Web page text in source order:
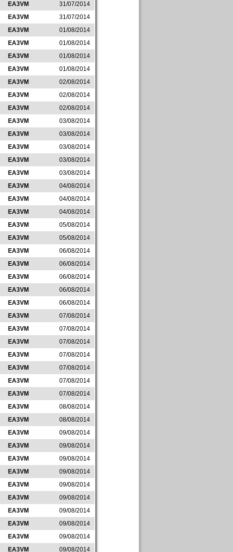
EA3VM
31/07/2014
EA3VM
31/07/2014
EA3VM
01/08/2014
EA3VM
01/08/2014
EA3VM
01/08/2014
EA3VM
01/08/2014
EA3VM
02/08/2014
EA3VM
02/08/2014
EA3VM
02/08/2014
EA3VM
03/08/2014
EA3VM
03/08/2014
EA3VM
03/08/2014
EA3VM
03/08/2014
EA3VM
03/08/2014
EA3VM
04/08/2014
EA3VM
04/08/2014
EA3VM
04/08/2014
EA3VM
05/08/2014
EA3VM
05/08/2014
EA3VM
06/08/2014
EA3VM
06/08/2014
EA3VM
06/08/2014
EA3VM
06/08/2014
EA3VM
06/08/2014
EA3VM
07/08/2014
EA3VM
07/08/2014
EA3VM
07/08/2014
EA3VM
07/08/2014
EA3VM
07/08/2014
EA3VM
07/08/2014
EA3VM
07/08/2014
EA3VM
08/08/2014
EA3VM
08/08/2014
EA3VM
09/08/2014
EA3VM
09/08/2014
EA3VM
09/08/2014
EA3VM
09/08/2014
EA3VM
09/08/2014
EA3VM
09/08/2014
EA3VM
09/08/2014
EA3VM
09/08/2014
EA3VM
09/08/2014
EA3VM
09/08/2014